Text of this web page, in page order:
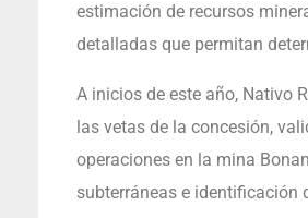
estimación de recursos
detalladas que permitan
A inicios de este año, Nativo
las vetas de la concesión,
operaciones en la mina
subterráneas e identificación